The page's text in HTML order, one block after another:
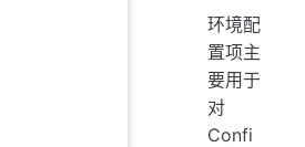
环境配
置项主
要用于
对
Confi